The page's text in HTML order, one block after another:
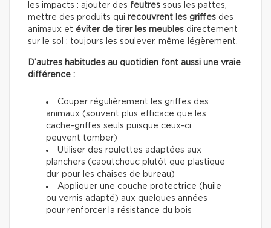
les impacts : ajouter des feutres sous les pattes,
mettre des produits qui recouvrent les griffes des
animaux et éviter de tirer les meubles directement
sur le sol : toujours les soulever, même légèrement.
D’autres habitudes au quotidien font aussi une vraie
différence :
Couper régulièrement les griffes des
animaux (souvent plus efficace que les
cache-griffes seuls puisque ceux-ci
peuvent tomber)
Utiliser des roulettes adaptées aux
planchers (caoutchouc plutôt que plastique
dur pour les chaises de bureau)
Appliquer une couche protectrice (huile
ou vernis adapté) aux quelques années
pour renforcer la résistance du bois